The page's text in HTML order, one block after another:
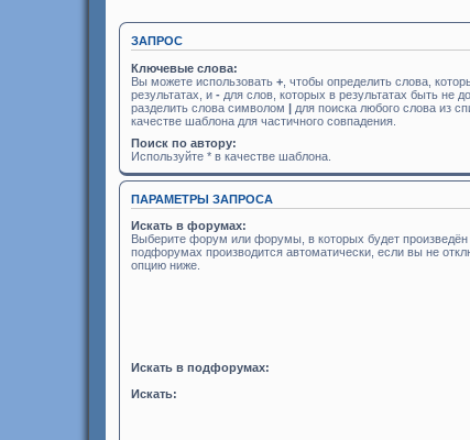
ЗАПРОС
Ключевые слова:
Вы можете использовать + , чтобы определить слова,
результатах, и - для слов, которых в результатах быть не
разделить слова символом | для поиска любого слова из
качестве шаблона для частичного совпадения.
Поиск по автору:
Используйте * в качестве шаблона.
ПАРАМЕТРЫ ЗАПРОСА
Искать в форумах:
Выберите форум или форумы, в которых будет произведён
подфорумах производится автоматически, если вы не
опцию ниже.
Искать в подфорумах:
Искать: